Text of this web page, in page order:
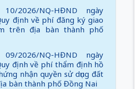
2026/NQ-HĐND ngày
định về phí đăng ký giao
trên địa bàn thành phố
2026/NQ-HĐND ngày
định về phí thẩm định hồ
nhận quyền sử dụng đất
bàn thành phố Đồng Nai